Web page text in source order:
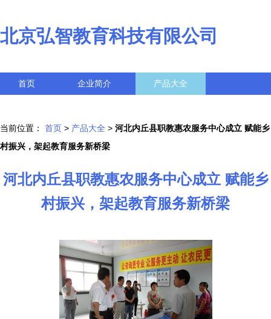
北京弘智教育科技有限公司
首页 企业简介 产品大全
当前位置： 首页 > 产品大全 > 河北内丘县职教惠农服务中心成立 赋能乡
村振兴，架起教育服务新桥梁
河北内丘县职教惠农服务中心成立 赋能乡
村振兴，架起教育服务新桥梁